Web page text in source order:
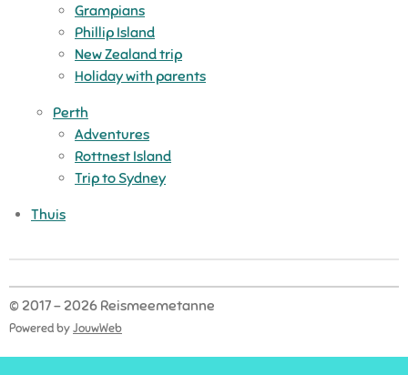
Grampians
Phillip Island
New Zealand trip
Holiday with parents
Perth
Adventures
Rottnest Island
Trip to Sydney
Thuis
© 2017 - 2026 Reismeemetanne
Powered byJouwWeb